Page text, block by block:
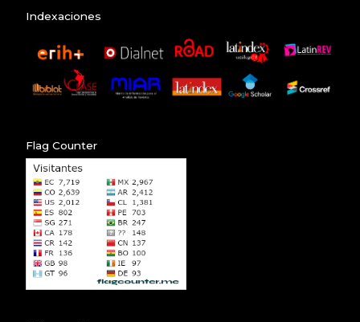
Indexaciones
Flag Counter